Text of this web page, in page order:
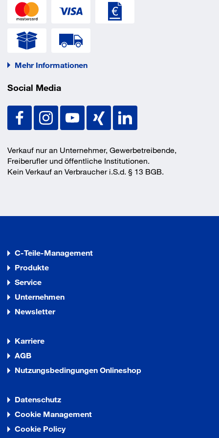
Mehr Informationen
Social Media
Verkauf nur an Unternehmer, Gewerbetreibende,
Freiberufler und öffentliche Institutionen.
Kein Verkauf an Verbraucher i.S.d. § 13 BGB.
C-Teile-Management
Produkte
Service
Unternehmen
Newsletter
Karriere
AGB
Nutzungsbedingungen Onlineshop
Datenschutz
Cookie Management
Cookie Policy